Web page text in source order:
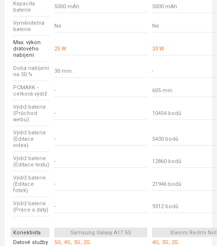
Kapacita
baterie
5000 mAh 5000 mAh
Vyměnitelná
baterie
Ne Ne
Max. výkon
drátového
nabíjení
25 W 33 W
Doba nabíjení
na 50 %
30 min. -
PCMARK -
celková výdrž
- 605 min
Výdrž baterie
(Průchod
webu)
- 10454 bodů
Výdrž baterie
(Editace
videa)
- 5430 bodů
Výdrž baterie
(Editace textu)
- 12860 bodů
Výdrž baterie
(Editace
fotek)
- 21946 bodů
Výdrž baterie
(Práce s daty)
- 9312 bodů
Konektivita Samsung Galaxy A17 5G
Xiaomi Redmi
Datové služby
5G, 4G, 3G, 2G 4G, 3G, 2G